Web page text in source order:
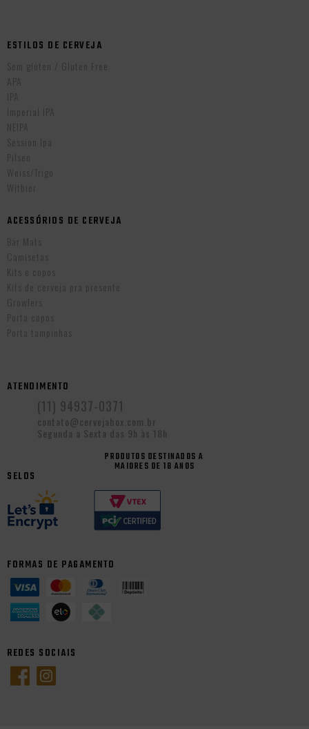
ESTILOS DE CERVEJA
Sem glúten / Gluten Free
APA
IPA
Imperial IPA
NEIPA
Session Ipa
Pilsen
Weiss/Trigo
Witbier
ACESSÓRIOS DE CERVEJA
Bar Mats
Camisetas
Kits e copos
Kits de cerveja pra presente
Growlers
Porta copos
Porta tampinhas
ATENDIMENTO
(11) 94937-0371
contato@cervejabox.com.br
Segunda a Sexta das 9h às 18h
PRODUTOS DESTINADOS A
MAIORES DE 18 ANOS
SELOS
FORMAS DE PAGAMENTO
REDES SOCIAIS